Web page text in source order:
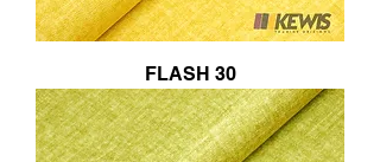
FLASH 30